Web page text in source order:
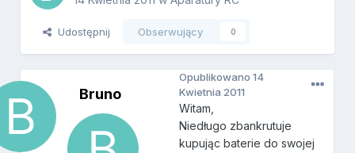
Udostępnij Obserwujący 0
Bruno
Opublikowano14
Kwietnia 2011
Witam,
Niedługo zbankrutuje
kupując baterie do swojej